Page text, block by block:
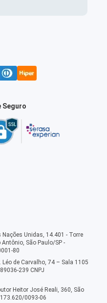
Seguro
Nações Unidas, 14.401 - Torre
São Paulo/SP -
80
Léo de Carvalho, 74 – Sala 1105
239 CNPJ
Heitor José Reali, 360, São
0093-06